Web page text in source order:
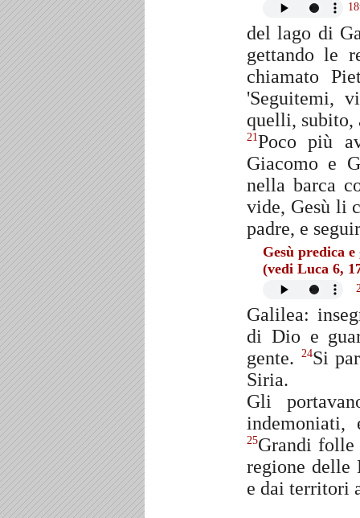
18
del lago di
gettando le
chiamato
'Seguitemi,
quelli, subito,
21Poco più
Giacomo e
nella barca
vide, Gesù li
padre, e
Gesù predica e
(vedi Luca 6,
Galilea:
di Dio e
gente.
24Si
Siria.
Gli
25Grandi folle
regione delle
e dai territori